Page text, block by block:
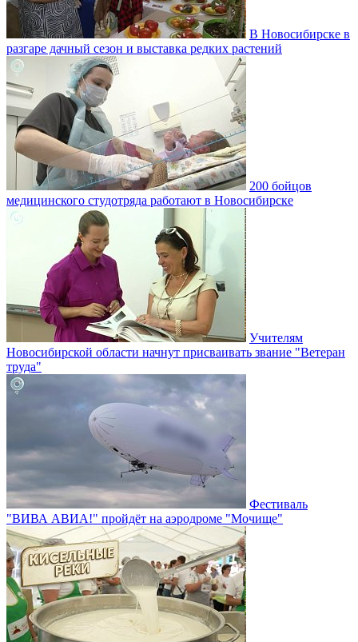
В Новосибирске в
разгаре дачный сезон и выставка редких растений
200 бойцов
медицинского студотряда работают в Новосибирске
Учителям
Новосибирской области начнут присваивать звание "Ветеран
труда"
Фестиваль
"ВИВА АВИА!" пройдёт на аэродроме "Мочище"